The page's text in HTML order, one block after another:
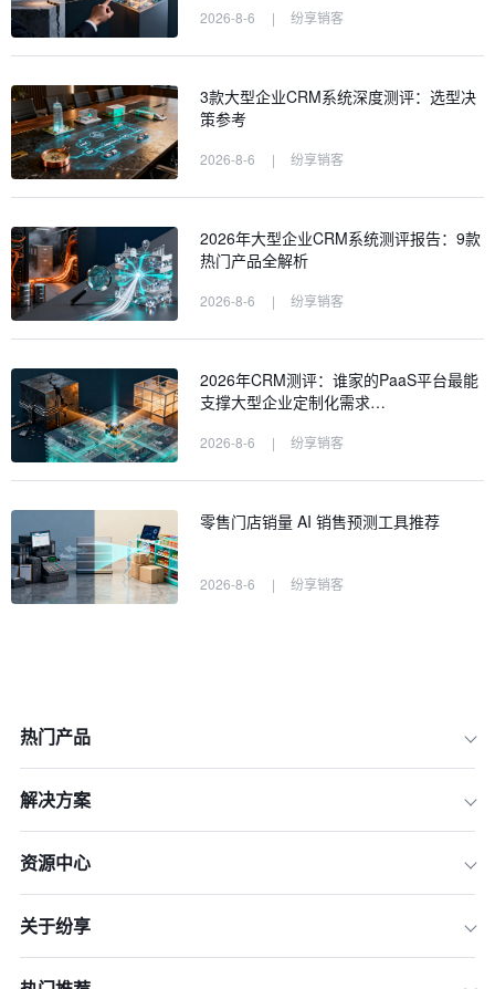
2026-8-6 | 纷享销客
3款大型企业CRM系统深度测评：选型决
策参考
2026-8-6 | 纷享销客
2026年大型企业CRM系统测评报告：9款
热门产品全解析
2026-8-6 | 纷享销客
2026年CRM测评：谁家的PaaS平台最能
支撑大型企业定制化需求…
2026-8-6 | 纷享销客
零售门店销量 AI 销售预测工具推荐
2026-8-6 | 纷享销客
热门产品
解决方案
资源中心
关于纷享